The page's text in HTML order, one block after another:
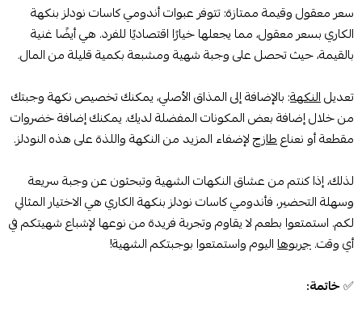
سعر معقول وقيمة ممتازة: تتوفر عبوات أندومي كاسات نودلز بنكهة
الكاري بسعر معقول، مما يجعلها خيارًا اقتصاديًا للفرد. هي أيضًا غنية
بالقيمة، حيث تحصل على وجبة شهية ومشبعة بكمية قليلة من المال.
تعديلالنكهة: بالإضافة إلى المذاق الأصلي، يمكنك تخصيص نكهة وجبتك
من خلال إضافة بعض المكونات المفضلة لديك. يمكنك إضافة خضروات
مقطعة أو نعناعطازجلإضفاء المزيد من النكهة واللذة على هذه النودلز.
لذلك، إذا كنتم من عشاق النكهات الشهية وتبحثون عن وجبة سريعة
وسهلة التحضير، فأندومي كاسات نودلز بنكهة الكاري هي الاختيار المثالي
لكم. استمتعوا بطعم لا يقاوم وتجربة فريدة من نوعها لإشباع شهيتكم في
أي وقت.جربوهااليوم واستمتعوا بوجبتكم الشهية!
✅خاتمة: